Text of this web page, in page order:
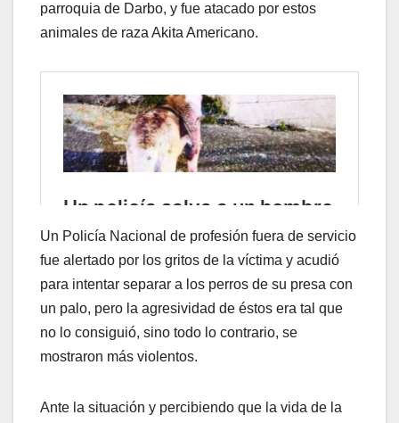
parroquia de Darbo, y fue atacado por estos
animales de raza Akita Americano.
Un Policía Nacional de profesión fuera de servicio
fue alertado por los gritos de la víctima y acudió
para intentar separar a los perros de su presa con
un palo, pero la agresividad de éstos era tal que
no lo consiguió, sino todo lo contrario, se
mostraron más violentos.
Ante la situación y percibiendo que la vida de la